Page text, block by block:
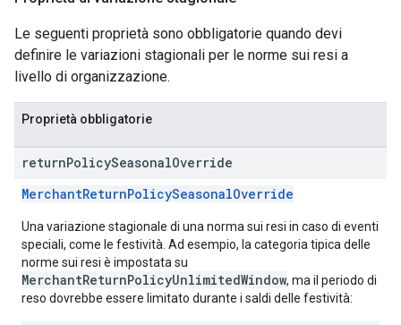
Le seguenti proprietà sono obbligatorie quando devi
definire le variazioni stagionali per le norme sui resi a
livello di organizzazione.
Proprietà obbligatorie
returnPolicySeasonalOverride
MerchantReturnPolicySeasonalOverride
Una variazione stagionale di una norma sui resi in caso di eventi
speciali, come le festività. Ad esempio, la categoria tipica delle
norme sui resi è impostata su
MerchantReturnPolicyUnlimitedWindow, ma il periodo di
reso dovrebbe essere limitato durante i saldi delle festività: